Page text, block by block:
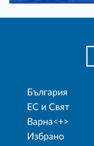
България
ЕС и Свят
Варна<+>
Избрано